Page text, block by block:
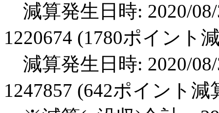
減算発生日時: 2020/
1220674 (1780ポイント
減算発生日時: 2020/
1247857 (642ポイント減